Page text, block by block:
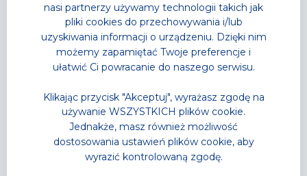
Park Wodny
Wodne atrakcje
Strefa Saun
Karnety
Akademia Pływania
Zajęcia w wodzie
Letnia Akademia Przygody
– Półkolonie
Wodne Urodziny
TG GYM PARK
Strefy sportowe
Zajęcia fitness
Karnety
Trenerzy personalni
Grafik zajęć
nasi partnerzy używamy technologii takich jak
pliki cookies do przechowywania i/lub
uzyskiwania informacji o urządzeniu. Dzięki nim
możemy zapamiętać Twoje preferencje i
ułatwić Ci powracanie do naszego serwisu.
Klikając przycisk "Akceptuj", wyrażasz zgodę na
używanie WSZYSTKICH plików cookie.
Jednakże, masz również możliwość
dostosowania ustawień plików cookie, aby
wyrazić kontrolowaną zgodę.